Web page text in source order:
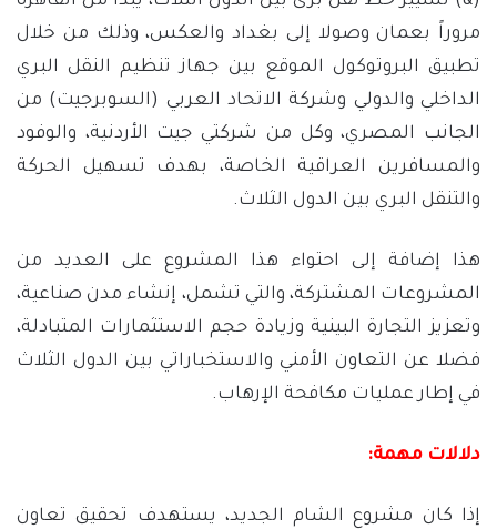
مروراً بعمان وصولا إلى بغداد والعكس، وذلك من خلال
تطبيق البروتوكول الموقع بين جهاز تنظيم النقل البري
الداخلي والدولي وشركة الاتحاد العربي (السوبرجيت) من
الجانب المصري، وكل من شركتي جيت الأردنية، والوفود
والمسافرين العراقية الخاصة، بهدف تسهيل الحركة
والتنقل البري بين الدول الثلاث.
هذا إضافة إلى احتواء هذا المشروع على العديد من
المشروعات المشتركة، والتي تشمل، إنشاء مدن صناعية،
وتعزيز التجارة البينية وزيادة حجم الاستثمارات المتبادلة،
فضلا عن التعاون الأمني والاستخباراتي بين الدول الثلاث
في إطار عمليات مكافحة الإرهاب.
دلالات مهمة:
إذا كان مشروع الشام الجديد، يستهدف تحقيق تعاون